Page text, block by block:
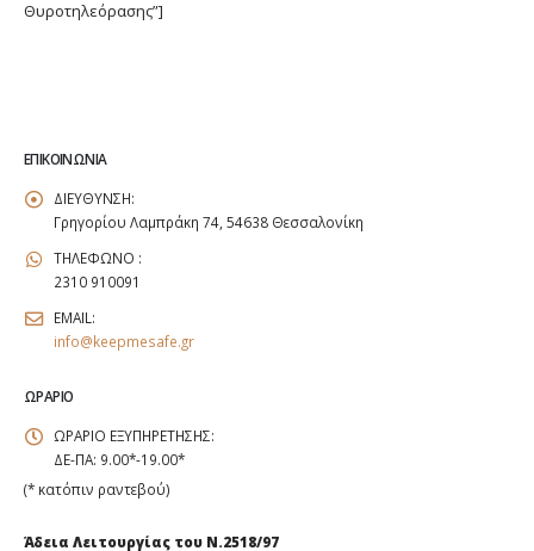
Θυροτηλεόρασης”]
ΕΠΙΚΟΙΝΩΝΊΑ
ΔΙΕΥΘΥΝΣΗ:
Γρηγορίου Λαμπράκη 74, 54638 Θεσσαλονίκη
ΤΗΛΕΦΩΝΟ :
2310 910091
EMAIL:
info@keepmesafe.gr
ΩΡΆΡΙΟ
ΩΡΑΡΙΟ ΕΞΥΠΗΡΕΤΗΣΗΣ:
ΔΕ-ΠΑ: 9.00*-19.00*
(* κατόπιν ραντεβού)
Άδεια Λειτουργίας του Ν.2518/97